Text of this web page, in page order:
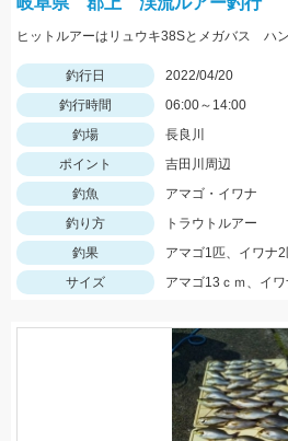
ヒットルアーはリュウキ38Sとメガバス ハン
釣行日
2022/04/20
釣行時間
06:00～14:00
釣場
長良川
ポイント
吉田川周辺
釣魚
アマゴ・イワナ
釣り方
トラウトルアー
釣果
アマゴ1匹、イワナ2
サイズ
アマゴ13ｃｍ、イ